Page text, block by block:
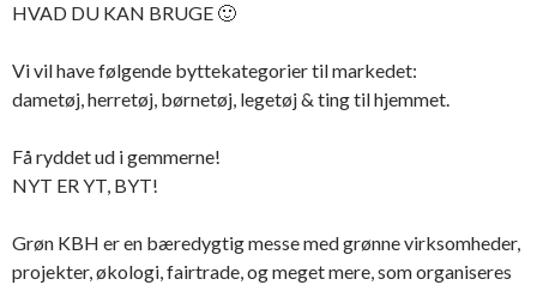
HVAD DU KAN BRUGE 🙂
Vi vil have følgende byttekategorier til markedet:
dametøj, herretøj, børnetøj, legetøj & ting til hjemmet.
Få ryddet ud i gemmerne!
NYT ER YT, BYT!
Grøn KBH er en bæredygtig messe med grønne virksomheder,
projekter, økologi, fairtrade, og meget mere, som organiseres